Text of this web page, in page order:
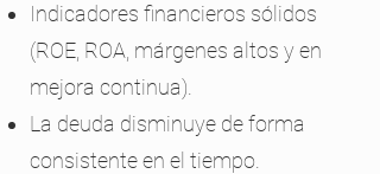
Indicadores financieros sólidos
(ROE, ROA, márgenes altos y en
mejora continua).
La deuda disminuye de forma
consistente en el tiempo.